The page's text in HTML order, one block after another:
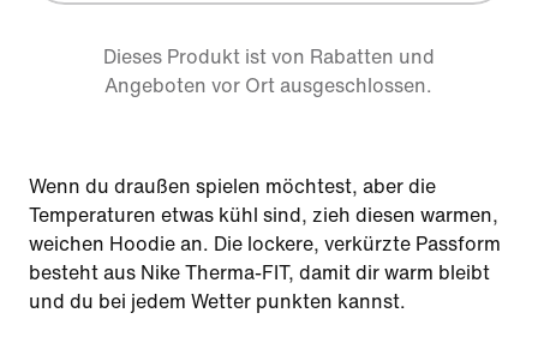
Dieses Produkt ist von Rabatten und
Angeboten vor Ort ausgeschlossen.
Wenn du draußen spielen möchtest, aber die
Temperaturen etwas kühl sind, zieh diesen warmen,
weichen Hoodie an. Die lockere, verkürzte Passform
besteht aus Nike Therma-FIT, damit dir warm bleibt
und du bei jedem Wetter punkten kannst.